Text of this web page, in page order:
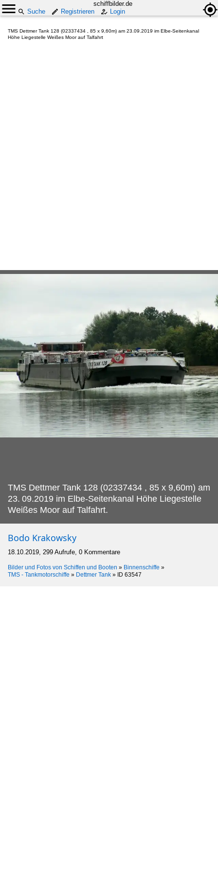
schiffbilder.de
Suche
Registrieren Login
TMS Dettmer Tank 128 (02337434 , 85 x 9,60m) am 23.09.2019 im Elbe-Seitenkanal
Höhe Liegestelle Weißes Moor auf Talfahrt
TMS Dettmer Tank 128 (02337434 , 85 x 9,60m) am
23. 09.2019 im Elbe-Seitenkanal Höhe Liegestelle
Weißes Moor auf Talfahrt.
Bodo Krakowsky
18.10.2019, 299 Aufrufe, 0 Kommentare
Bilder und Fotos von Schiffen und Booten » Binnenschiffe »
TMS - Tankmotorschiffe » Dettmer Tank » ID 63547